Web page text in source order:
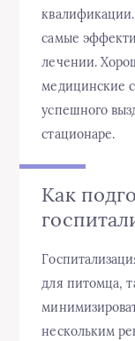
самые
лечении.
медицинские
успешного
стационаре.
Как
для питомца,
нескольким